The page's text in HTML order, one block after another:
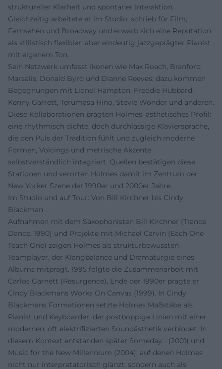
struktureller Klarheit und spontaner Interaktion.
Gleichzeitig arbeitete er im Studio, schrieb für Film,
Fernsehen und Broadway und erwarb sich eine Reputation
als stilistisch flexibler, aber eindeutig jazzgeprägter Pianist
mit eigenem Ton.
Sein Netzwerk umfasst Ikonen wie Max Roach, Branford
Marsalis, Donald Byrd und Dianne Reeves; dazu kommen
Begegnungen mit Lionel Hampton, Freddie Hubbard,
Kenny Garrett, Terumasa Hino, Stevie Wonder und anderen.
Diese Kollaborationen prägten Holmes’ ästhetisches Profil:
eine rhythmisch dichte, doch durchlässige Klaviersprache,
die den Puls der Tradition fühlt und zugleich moderne
Formen, Voicings und metrische Akzente
selbstverständlich integriert. Quellen bestätigen diese
Stationen und verorten Holmes damit im Zentrum der
New Yorker Szene der 1990er und 2000er Jahre.
Im Studio und auf Tour: Von Bill Kirchner bis Cindy
Blackman
Aufnahmen mit dem Saxophonisten Bill Kirchner (Trance
Dance, 1990) und Projekte mit Michael Carvin (Each One
Teach One) zeigen Holmes als strukturbewussten
Teamplayer, der Klangbalance und Dramaturgie eines
Albums mitprägt. 1995 folgte die Zusammenarbeit mit
Carlos Garnett (Resurgence), Ende der 1990er prägte er
Cindy Blackmans Works On Canvas (1999). In Cindy
Blackmans Formationen setzte Holmes Maßstäbe als
Pianist und Keyboarder, der postboppige Linien mit einer
modernen, oft elektrifizierten Soundästhetik verbindet. In
diesem Kontext entstanden später Someday… (2001) und
Music for the New Millennium (2004), auf denen Holmes
nicht nur interpretatorisch glänzt, sondern auch als